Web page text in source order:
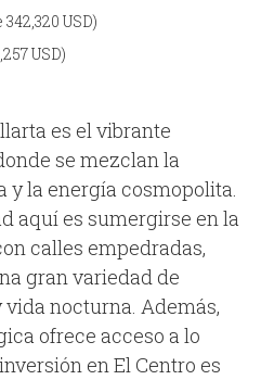
USD)
USD)
es el vibrante
se mezclan la
la energía cosmopolita.
aquí es sumergirse en la
calles empedradas,
gran variedad de
nocturna. Además,
ofrece acceso a lo
en El Centro es